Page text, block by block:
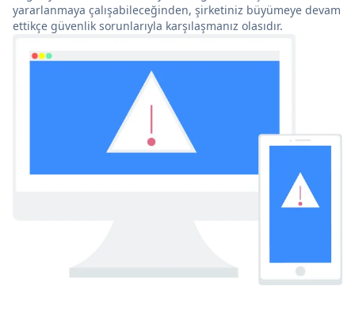
yararlanmaya çalışabileceğinden, şirketiniz büyümeye devam
ettikçe güvenlik sorunlarıyla karşılaşmanız olasıdır.